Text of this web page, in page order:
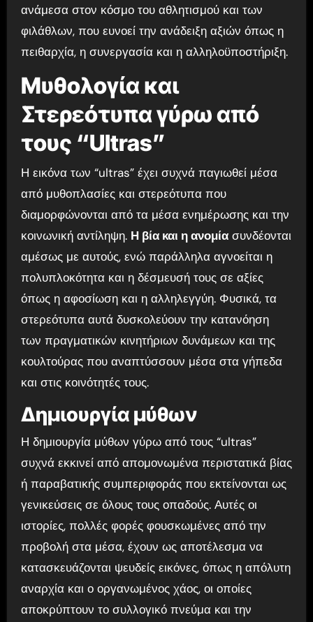
ανάμεσα στον κόσμο του αθλητισμού και των
φιλάθλων, που ευνοεί την ανάδειξη αξιών όπως η
πειθαρχία, η συνεργασία και η αλληλοϋποστήριξη.
Μυθολογία και
Στερεότυπα γύρω από
τους “Ultras”
Η εικόνα των “ultras” έχει συχνά παγιωθεί μέσα
από μυθοπλασίες και στερεότυπα που
διαμορφώνονται από τα μέσα ενημέρωσης και την
κοινωνική αντίληψη. Η βία και η ανομίασυνδέονται
αμέσως με αυτούς, ενώ παράλληλα αγνοείται η
πολυπλοκότητα και η δέσμευσή τους σε αξίες
όπως η αφοσίωση και η αλληλεγγύη. Φυσικά, τα
στερεότυπα αυτά δυσκολεύουν την κατανόηση
των πραγματικών κινητήριων δυνάμεων και της
κουλτούρας που αναπτύσσουν μέσα στα γήπεδα
και στις κοινότητές τους.
Δημιουργία μύθων
Η δημιουργία μύθων γύρω από τους “ultras”
συχνά εκκινεί από απομονωμένα περιστατικά βίας
ή παραβατικής συμπεριφοράς που εκτείνονται ως
γενικεύσεις σε όλους τους οπαδούς. Αυτές οι
ιστορίες, πολλές φορές φουσκωμένες από την
προβολή στα μέσα, έχουν ως αποτέλεσμα να
κατασκευάζονται ψευδείς εικόνες, όπως η απόλυτη
αναρχία και ο οργανωμένος χάος, οι οποίες
αποκρύπτουν το συλλογικό πνεύμα και την